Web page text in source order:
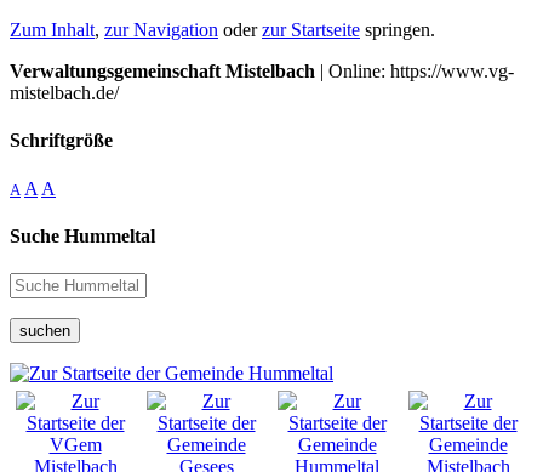
Zum Inhalt, zur Navigation oderzur Startseite springen.
Verwaltungsgemeinschaft Mistelbach | Online: https://www.vg-
mistelbach.de/
Schriftgröße
A A A
Suche Hummeltal
suchen